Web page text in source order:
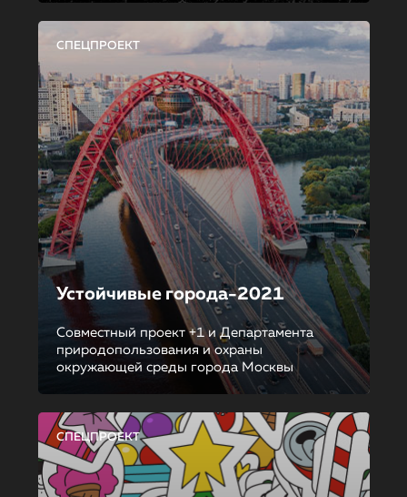
СПЕЦПРОЕКТ
Устойчивые города-2021
Совместный проект +1 и Департамента
природопользования и охраны
окружающей среды города Москвы
СПЕЦПРОЕКТ